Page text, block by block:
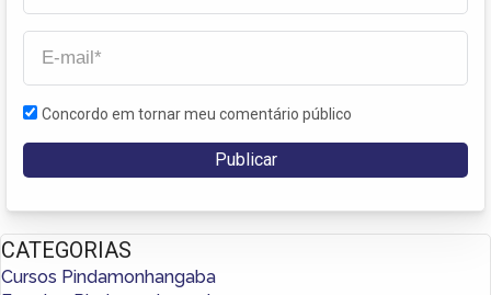
Concordo em tornar meu comentário público
CATEGORIAS
Cursos Pindamonhangaba